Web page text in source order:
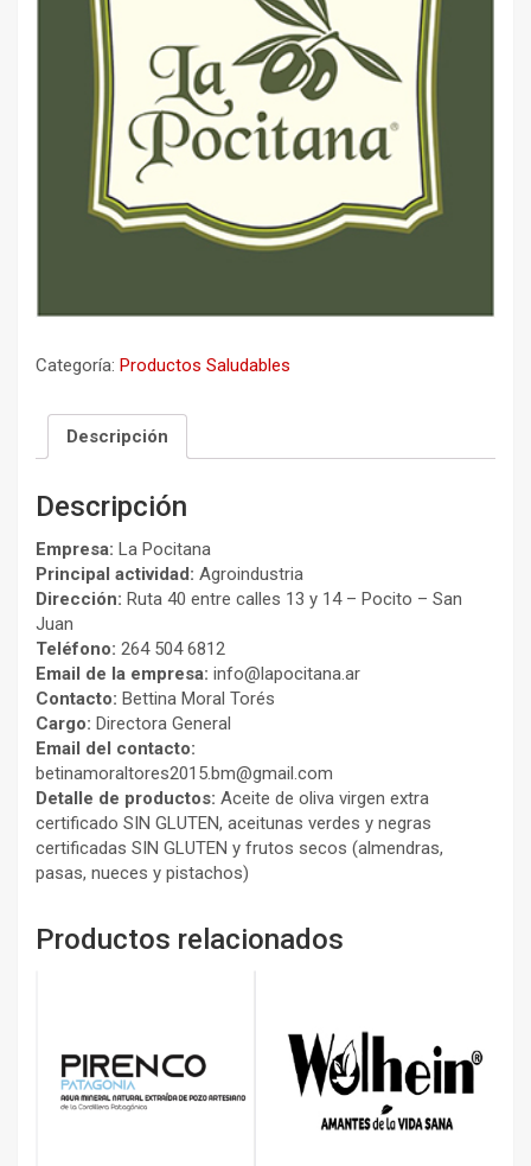
Categoría: Productos Saludables
Descripción
Descripción
Empresa: La Pocitana
Principal actividad: Agroindustria
Dirección: Ruta 40 entre calles 13 y 14 – Pocito – San
Juan
Teléfono: 264 504 6812
Email de la empresa: info@lapocitana.ar
Contacto: Bettina Moral Torés
Cargo: Directora General
Email del contacto:
betinamoraltores2015.bm@gmail.com
Detalle de productos: Aceite de oliva virgen extra
certificado SIN GLUTEN, aceitunas verdes y negras
certificadas SIN GLUTEN y frutos secos (almendras,
pasas, nueces y pistachos)
Productos relacionados